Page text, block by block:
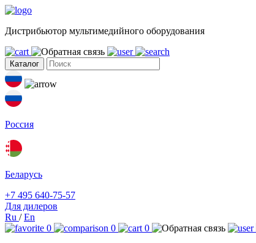
Дистрибьютор мультимедийного оборудования
Каталог
Россия
Беларусь
+7 495 640-75-57
Для дилеров
Ru /En
0
0
0